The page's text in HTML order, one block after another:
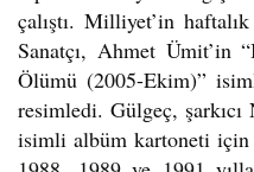
çalıştı. Milliyet’in
Sanatçı, Ahmet Ümit’in
Ölümü (2005-Ekim)”
resimledi. Gülgeç,
isimli albüm kartoneti için